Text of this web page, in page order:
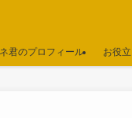
君のプロフィール お役